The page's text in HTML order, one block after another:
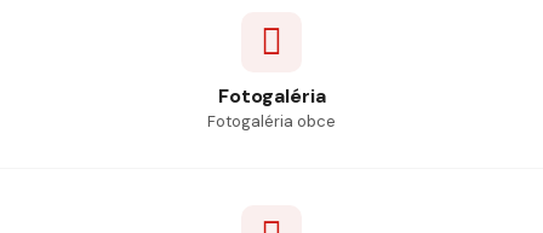
Fotogaléria
Fotogaléria obce